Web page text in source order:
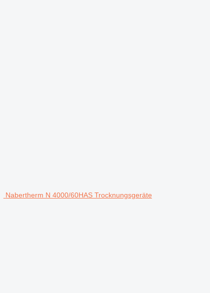
Nabertherm N 4000/60HAS Trocknungsgeräte